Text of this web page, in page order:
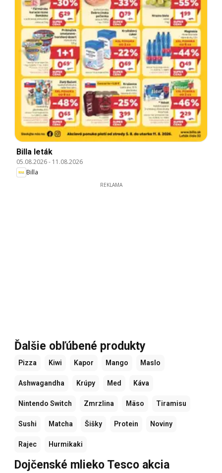
Billa leták
05.08.2026- 11.08.2026
Billa
REKLAMA
Ďalšie obľúbené produkty
Pizza Kiwi Kapor Mango Maslo
Ashwagandha Krúpy Med Káva
Nintendo Switch Zmrzlina Mäso Tiramisu
Sushi Matcha Šišky Protein Noviny
Rajec Hurmikaki
Dojčenské mlieko Tesco akcia